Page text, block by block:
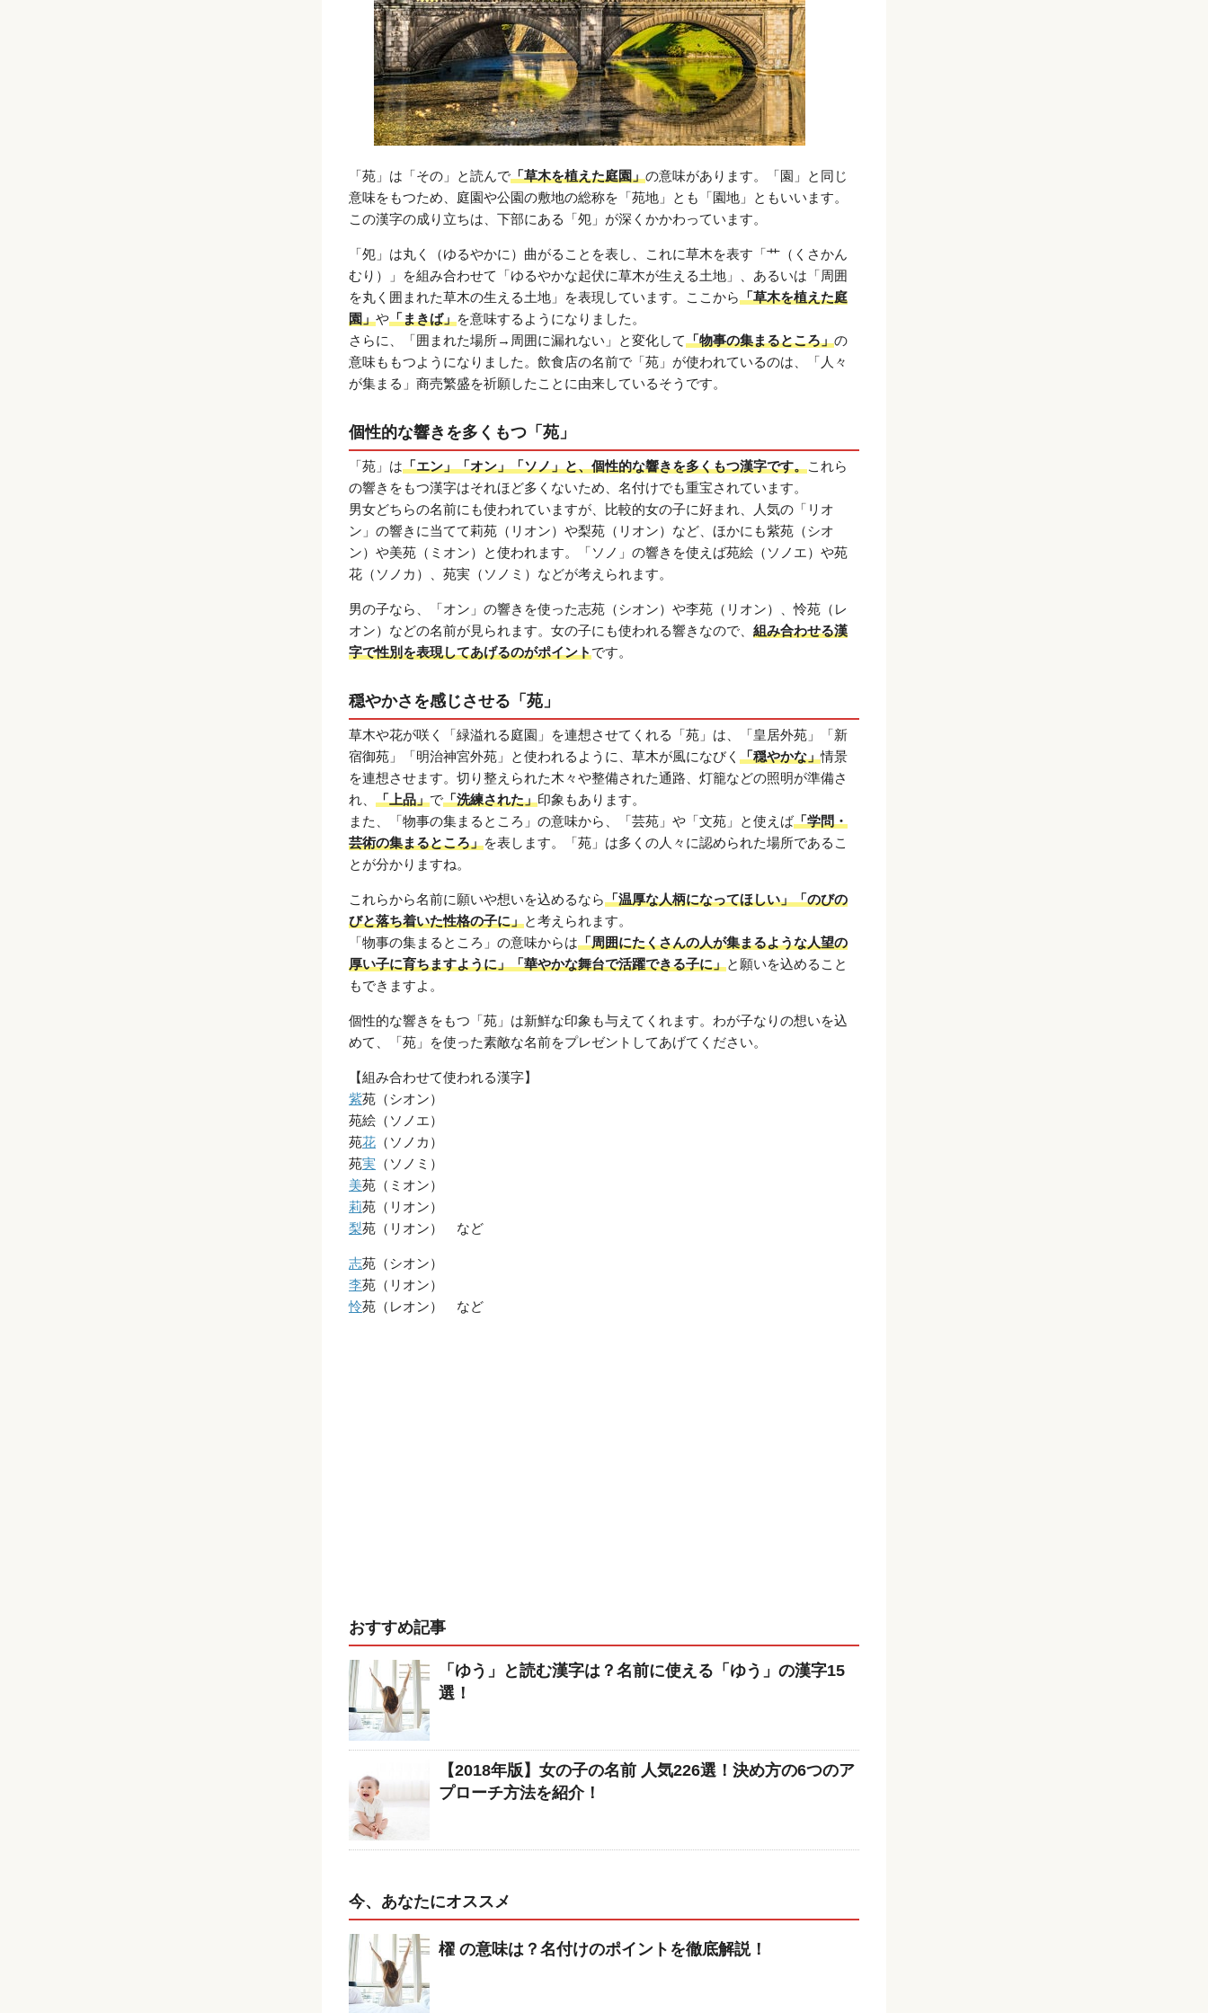
「苑」は「その」と読んで「草木を植えた庭園」の意味があります。「園」と同じ
意味をもつため、庭園や公園の敷地の総称を「苑地」とも「園地」ともいいます。
この漢字の成り立ちは、下部にある「夗」が深くかかわっています。
「夗」は丸く（ゆるやかに）曲がることを表し、これに草木を表す「艹（くさかん
むり）」を組み合わせて「ゆるやかな起伏に草木が生える土地」、あるいは「周囲
を丸く囲まれた草木の生える土地」を表現しています。ここから「草木を植えた庭
園」や「まきば」を意味するようになりました。
さらに、「囲まれた場所→周囲に漏れない」と変化して「物事の集まるところ」の
意味ももつようになりました。飲食店の名前で「苑」が使われているのは、「人々
が集まる」商売繁盛を祈願したことに由来しているそうです。
個性的な響きを多くもつ「苑」
「苑」は「エン」「オン」「ソノ」と、個性的な響きを多くもつ漢字です。これら
の響きをもつ漢字はそれほど多くないため、名付けでも重宝されています。
男女どちらの名前にも使われていますが、比較的女の子に好まれ、人気の「リオ
ン」の響きに当てて莉苑（リオン）や梨苑（リオン）など、ほかにも紫苑（シオ
ン）や美苑（ミオン）と使われます。「ソノ」の響きを使えば苑絵（ソノエ）や苑
花（ソノカ）、苑実（ソノミ）などが考えられます。
男の子なら、「オン」の響きを使った志苑（シオン）や李苑（リオン）、怜苑（レ
オン）などの名前が見られます。女の子にも使われる響きなので、 組み合わせる漢
字で性別を表現してあげるのがポイントです。
穏やかさを感じさせる「苑」
草木や花が咲く「緑溢れる庭園」を連想させてくれる「苑」は、「皇居外苑」「新
宿御苑」「明治神宮外苑」と使われるように、草木が風になびく 「穏やかな」情景
を連想させます。切り整えられた木々や整備された通路、灯籠などの照明が準備さ
れ、 「上品」で「洗練された」印象もあります。
また、「物事の集まるところ」の意味から、「芸苑」や「文苑」と使えば「学問・
芸術の集まるところ」を表します。「苑」は多くの人々に認められた場所であるこ
とが分かりますね。
これらから名前に願いや想いを込めるなら「温厚な人柄になってほしい」「のびの
びと落ち着いた性格の子に」と考えられます。
「物事の集まるところ」の意味からは「周囲にたくさんの人が集まるような人望の
厚い子に育ちますように」「華やかな舞台で活躍できる子に」と願いを込めること
もできますよ。
個性的な響きをもつ「苑」は新鮮な印象も与えてくれます。わが子なりの想いを込
めて、「苑」を使った素敵な名前をプレゼントしてあげてください。
【組み合わせて使われる漢字】
紫苑（シオン）
苑絵（ソノエ）
苑花 （ソノカ）
苑実 （ソノミ）
美苑（ミオン）
莉苑（リオン）
梨苑（リオン） など
志苑（シオン）
李苑（リオン）
怜苑（レオン） など
おすすめ記事
「ゆう」と読む漢字は？名前に使える「ゆう」の漢字15
選！
【2018年版】女の子の名前 人気226選！決め方の6つのア
プローチ方法を紹介！
今、あなたにオススメ
櫂 の意味は？名付けのポイントを徹底解説！